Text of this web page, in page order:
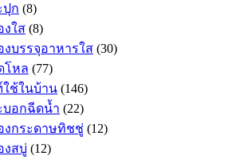
ปุก (8)
งใส (8)
งบรรจุอาหารใส (30)
โหล (77)
ช้ในบ้าน (146)
บอกฉีดน้ำ (22)
งกระดาษทิชชู่ (12)
งสบู่ (12)